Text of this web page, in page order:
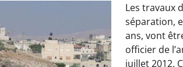
Les travaux
séparation,
ans, vont
officier de
juillet 2012.